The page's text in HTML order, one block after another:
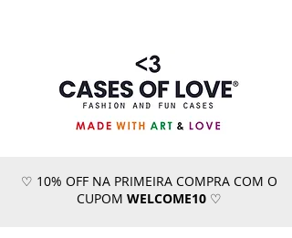
♡ 10% OFF NA PRIMEIRA COMPRA COM O
CUPOM WELCOME10♡